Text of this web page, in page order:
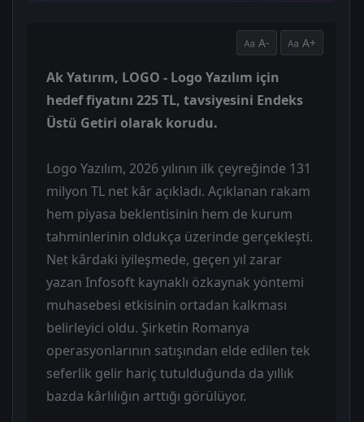
A- A+
Ak Yatırım, LOGO - Logo Yazılım için
hedef fiyatını 225 TL, tavsiyesini Endeks
Üstü Getiri olarak korudu.
Logo Yazılım, 2026 yılının ilk çeyreğinde 131
milyon TL net kâr açıkladı. Açıklanan rakam
hem piyasa beklentisinin hem de kurum
tahminlerinin oldukça üzerinde gerçekleşti.
Net kârdaki iyileşmede, geçen yıl zarar
yazan Infosoft kaynaklı özkaynak yöntemi
muhasebesi etkisinin ortadan kalkması
belirleyici oldu. Şirketin Romanya
operasyonlarının satışından elde edilen tek
seferlik gelir hariç tutulduğunda da yıllık
bazda kârlılığın arttığı görülüyor.